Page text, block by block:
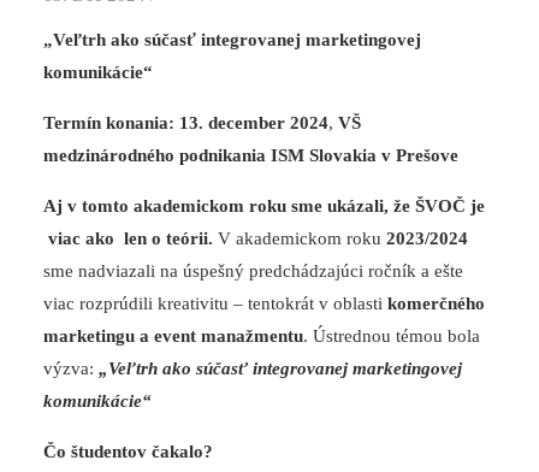
„Veľtrh ako súčasť integrovanej marketingovej
komunikácie“
Termín konania: 13. december 2024, VŠ
medzinárodného podnikania ISM Slovakia v Prešove
Aj v tomto akademickom roku sme ukázali, že ŠVOČ je
viac ako len o teórii. V akademickom roku 2023/2024
sme nadviazali na úspešný predchádzajúci ročník a ešte
viac rozprúdili kreativitu – tentokrát v oblasti komerčného
marketingu a event manažmentu. Ústrednou témou bola
výzva: „Veľtrh ako súčasť integrovanej marketingovej
komunikácie“
Čo študentov čakalo?